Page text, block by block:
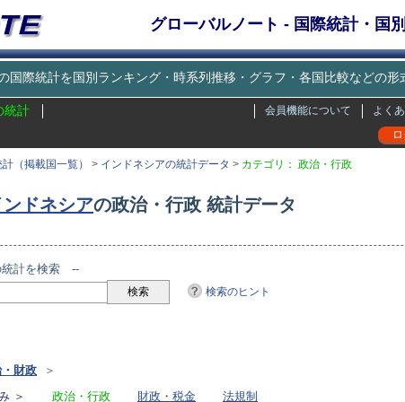
グローバルノート - 国際統計・国
国際統計を国別ランキング・時系列推移・グラフ・各国比較などの
統計 よく
会員機能について
（掲載国一覧） > インドネシアの統計データ > カテゴリ： 政治・行政
ンドネシアの政治・行政 統計データ
計を検索 --
検索のヒント
財政 ＞
＞
政治・行政 財政・税金 法規制